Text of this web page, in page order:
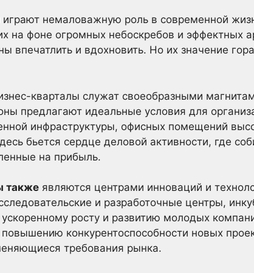
играют немаловажную роль в современной
на фоне огромных небоскребов и эффектных
впечатлить и вдохновить. Но их значение
кварталы служат своеобразными
предлагают идеальные условия для
инфраструктуры, офисных помещений
бьется сердце деловой активности, где
на прибыль.
также являются центрами инноваций и
и разработочные центры,
росту и развитию молодых
конкурентоспособности новых
требования рынка.